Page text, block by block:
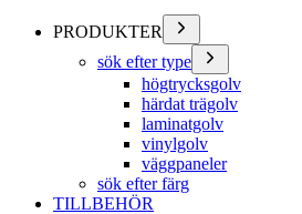
PRODUKTER
sök efter type
högtrycksgolv
härdat trägolv
laminatgolv
vinylgolv
väggpaneler
sök efter färg
TILLBEHÖR